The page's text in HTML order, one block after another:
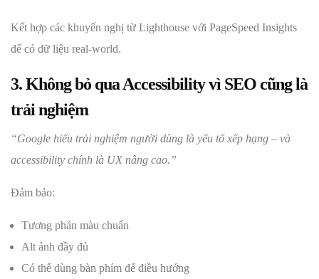
Kết hợp các khuyến nghị từ Lighthouse với PageSpeed Insights
để có dữ liệu real-world.
3. Không bỏ qua Accessibility vì SEO cũng là
trải nghiệm
“Google hiểu trải nghiệm người dùng là yếu tố xếp hạng – và
accessibility chính là UX nâng cao.”
Đảm bảo:
Tương phản màu chuẩn
Alt ảnh đầy đủ
Có thể dùng bàn phím để điều hướng